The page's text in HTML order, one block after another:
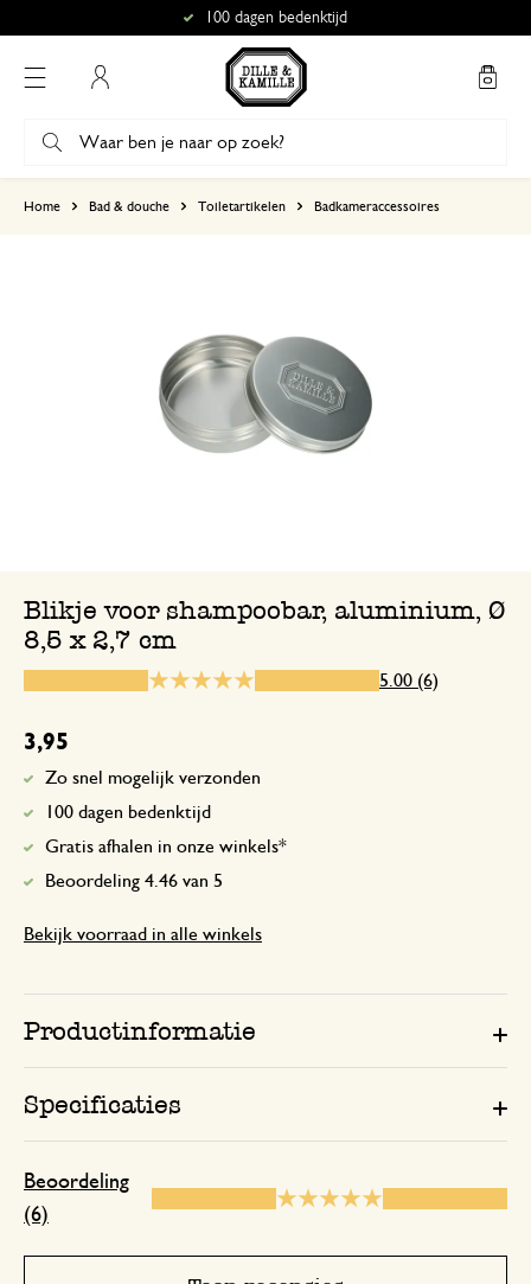
100 dagen bedenktijd
Home Bad & douche Toiletartikelen Badkameraccessoires
Blikje voor shampoobar, aluminium, Ø
8,5 x 2,7 cm
5.00 (6)
3,95
Zo snel mogelijk verzonden
100 dagen bedenktijd
Gratis afhalen in onze winkels*
Beoordeling 4.46 van 5
Bekijk voorraad in alle winkels
Productinformatie
Specificaties
Beoordeling
(6)
1
Enkel een score, geen toelichting
Het is een super fijn product zo fijn
Antwoord van Dille & Kamille
Bedankt voor de mooie
plezier met je aankopen! 🫧
Enkel een score, geen toelichting